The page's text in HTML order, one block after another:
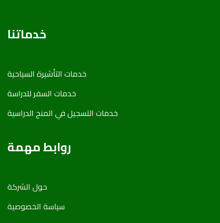
خدماتنا
خدمات التأشیرة السیاحیة
خدمات السفر للدراسة
خدمات التسجیل في المنح الدراسیة
روابط مهمة
حول الشركة
سياسة الخصوصية